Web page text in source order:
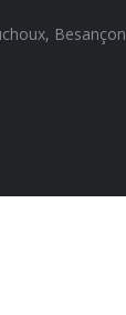
Besançon